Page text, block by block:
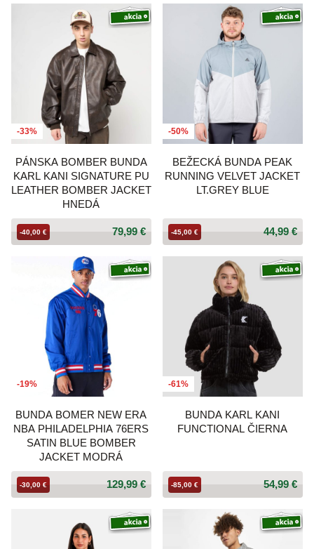
-33%
PÁNSKA BOMBER BUNDA
KARL KANI SIGNATURE PU
LEATHER BOMBER JACKET
HNEDÁ
79,99 €
-40,00 €
-50%
BEŽECKÁ BUNDA PEAK
RUNNING VELVET JACKET
LT.GREY BLUE
44,99 €
-45,00 €
-19%
BUNDA BOMER NEW ERA
NBA PHILADELPHIA 76ERS
SATIN BLUE BOMBER
JACKET MODRÁ
129,99 €
-30,00 €
-61%
BUNDA KARL KANI
FUNCTIONAL ČIERNA
54,99 €
-85,00 €